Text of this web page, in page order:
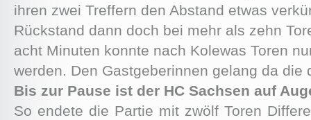
ihren zwei Treffern den Abstand etwas
Rückstand dann doch bei mehr als zehn
acht Minuten konnte nach Kolewas Toren
werden. Den Gastgeberinnen gelang da die
Bis zur Pause ist der HC Sachsen auf
So endete die Partie mit zwölf Toren